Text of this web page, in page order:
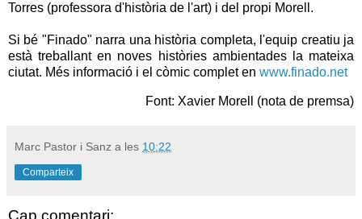
Torres (professora d'història de l'art) i del propi Morell .
Si bé "Finado" narra una història completa, l'equip creatiu ja
està treballant en noves històries ambientades la mateixa
ciutat. Més informació i el còmic complet en www.finado.net
Font: Xavier Morell (nota de premsa)
Marc Pastor i Sanz a les 10:22
Comparteix
Cap comentari: